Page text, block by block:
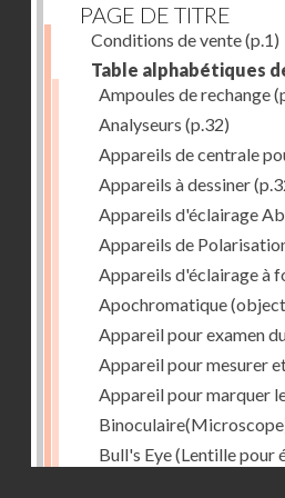
PAGE DE TITRE
Conditions de vente(p.1)
Table alphabétiques
Ampoules de rechange
Analyseurs (p.32)
Appareils de centrale
Appareils à dessiner
Appareils d'éclairage
Appareils de
Appareils d'éclairage à
Apochromatique
Appareil pour examen
Appareil pour mesurer
Appareil pour marquer
Bull's Eye (Lentille pour
(p.27)